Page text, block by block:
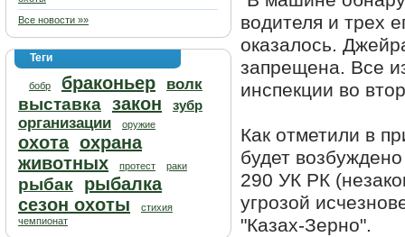
Все новости »»
Теги
бобр браконьер волк
выставка закон зубр
организации оружие
охота охрана
животных
протест раки
рыбак
рыбалка
сезон охоты
стихия
чемпионат
водителя и трех
оказалось.
запрещена. Все
инспекции во
Как отметили в
будет
290 УК РК
угрозой
"Казах-Зерно".